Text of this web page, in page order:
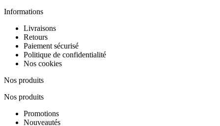
Informations
Livraisons
Retours
Paiement sécurisé
Politique de confidentialité
Nos cookies
Nos produits
Nos produits
Promotions
Nouveautés